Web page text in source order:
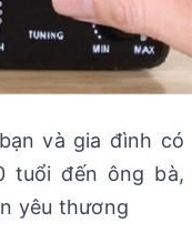
và gia đình có
tuổi đến ông bà,
yêu thương